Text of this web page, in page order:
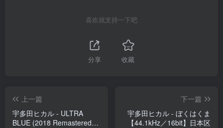
喜欢就支持一下吧
分享 收藏
上一篇
宇多田ヒカル - ULTRA
BLUE (2018 Remastered
下一篇
宇多田ヒカル - ぼくはくま
【44.1kHz／16bit】日本区